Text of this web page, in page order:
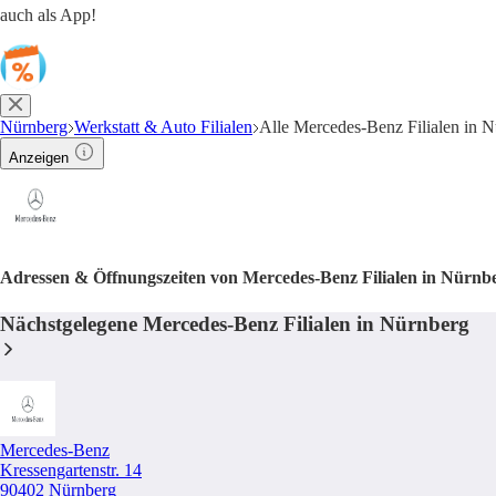
auch als App!
Nürnberg Werkstatt & Auto Filialen Alle Mercedes-Benz Filialen in
Anzeigen
Adressen & Öffnungszeiten von Mercedes-Benz Filialen in
Nächstgelegene Mercedes-Benz Filialen in Nürnberg
Mercedes-Benz
Kressengartenstr. 14
90402 Nürnberg